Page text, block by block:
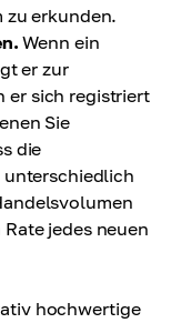
zu erkunden.
Wenn ein
er zur
er sich registriert
Sie
die
jedes neuen
hochwertige